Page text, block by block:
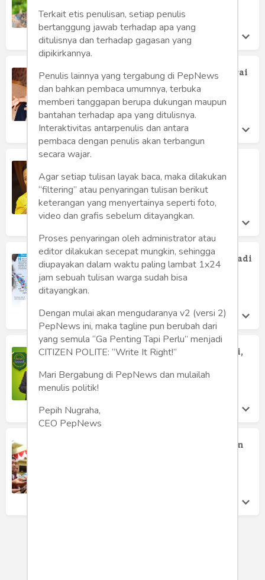
Rabu 16 May, 2018
Ironi Kinerja Positif Bupati Manggarai
Barat Terkait Kasus Lando-Noa
Mochamad Toha
Minggu 29 Apr, 2018
Tersangka KPK, Siapa Menyusul?
Mochamad Toha
Jumat 16 Mar, 2018
Janji Manis ke Rakyat sebelum Jadi, Jadi
Beban Rakyat setelah Jadi
Kasihanto Anto
Minggu 18 Feb, 2018
Wakil Gantikan Bupati Yang Korupsi,
Kasihanto Anto
Rabu 14 Feb, 2018
Beranikah KPU Eliminasi Bakal Calon
Terkait etis penulisan, setiap penulis
bertanggung jawab terhadap apa yang
ditulisnya dan terhadap gagasan yang
dipikirkannya.
Penulis lainnya yang tergabung di PepNews
dan bahkan pembaca umumnya, terbuka
memberi tanggapan berupa dukungan maupun
bantahan terhadap apa yang ditulisnya.
Interaktivitas antarpenulis dan antara
pembaca dengan penulis akan terbangun
secara wajar.
Agar setiap tulisan layak baca, maka dilakukan
“filtering” atau penyaringan tulisan berikut
keterangan yang menyertainya seperti foto,
video dan grafis sebelum ditayangkan.
Proses penyaringan oleh administrator atau
editor dilakukan secepat mungkin, sehingga
diupayakan dalam waktu paling lambat 1x24
jam sebuah tulisan warga sudah bisa
ditayangkan.
Dengan mulai akan mengudaranya v2 (versi 2)
PepNews ini, maka tagline pun berubah dari
yang semula “Ga Penting Tapi Perlu” menjadi
CITIZEN POLITE: “Write It Right!”
Mari Bergabung di PepNews dan mulailah
menulis politik!
Pepih Nugraha,
CEO PepNews